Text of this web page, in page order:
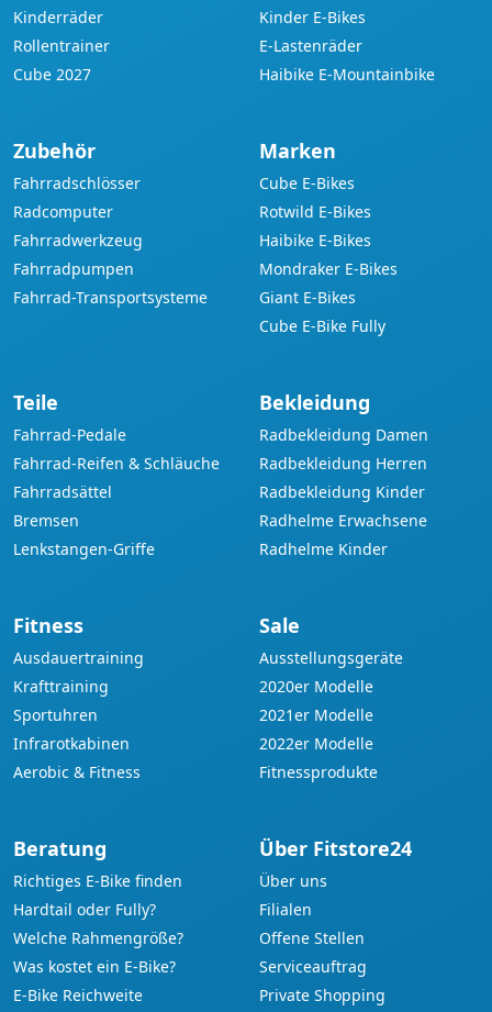
Kinderräder
Rollentrainer
Cube 2027
Kinder E-Bikes
E-Lastenräder
Haibike E-Mountainbike
Zubehör
Fahrradschlösser
Radcomputer
Fahrradwerkzeug
Fahrradpumpen
Fahrrad-Transportsysteme
Marken
Cube E-Bikes
Rotwild E-Bikes
Haibike E-Bikes
Mondraker E-Bikes
Giant E-Bikes
Cube E-Bike Fully
Teile
Fahrrad-Pedale
Fahrrad-Reifen & Schläuche
Fahrradsättel
Bremsen
Lenkstangen-Griffe
Bekleidung
Radbekleidung Damen
Radbekleidung Herren
Radbekleidung Kinder
Radhelme Erwachsene
Radhelme Kinder
Fitness
Ausdauertraining
Krafttraining
Sportuhren
Infrarotkabinen
Aerobic & Fitness
Sale
Ausstellungsgeräte
2020er Modelle
2021er Modelle
2022er Modelle
Fitnessprodukte
Beratung
Richtiges E-Bike finden
Hardtail oder Fully?
Welche Rahmengröße?
Was kostet ein E-Bike?
E-Bike Reichweite
Über Fitstore24
Über uns
Filialen
Offene Stellen
Serviceauftrag
Private Shopping